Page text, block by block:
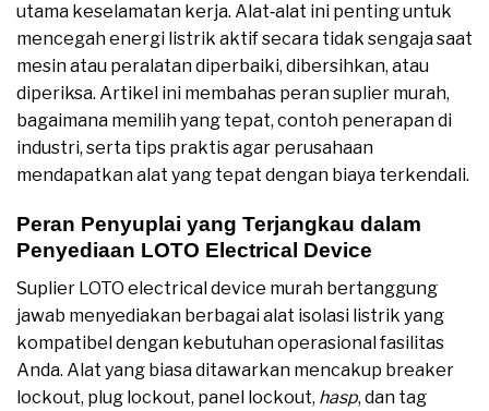
utama keselamatan kerja. Alat‑alat ini penting untuk
mencegah energi listrik aktif secara tidak sengaja saat
mesin atau peralatan diperbaiki, dibersihkan, atau
diperiksa. Artikel ini membahas peran suplier murah,
bagaimana memilih yang tepat, contoh penerapan di
industri, serta tips praktis agar perusahaan
mendapatkan alat yang tepat dengan biaya terkendali.
Peran Penyuplai yang Terjangkau dalam
Penyediaan LOTO Electrical Device
Suplier LOTO electrical device murah bertanggung
jawab menyediakan berbagai alat isolasi listrik yang
kompatibel dengan kebutuhan operasional fasilitas
Anda. Alat yang biasa ditawarkan mencakup breaker
lockout, plug lockout, panel lockout, hasp, dan tag